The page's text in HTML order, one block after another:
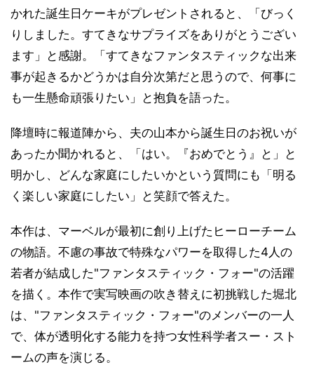
かれた誕生日ケーキがプレゼントされると、「びっく
りしました。すてきなサプライズをありがとうござい
ます」と感謝。「すてきなファンタスティックな出来
事が起きるかどうかは自分次第だと思うので、何事に
も一生懸命頑張りたい」と抱負を語った。
降壇時に報道陣から、夫の山本から誕生日のお祝いが
あったか聞かれると、「はい。『おめでとう』と」と
明かし、どんな家庭にしたいかという質問にも「明る
く楽しい家庭にしたい」と笑顔で答えた。
本作は、マーベルが最初に創り上げたヒーローチーム
の物語。不慮の事故で特殊なパワーを取得した4人の
若者が結成した"ファンタスティック・フォー"の活躍
を描く。本作で実写映画の吹き替えに初挑戦した堀北
は、"ファンタスティック・フォー"のメンバーの一人
で、体が透明化する能力を持つ女性科学者スー・スト
ームの声を演じる。